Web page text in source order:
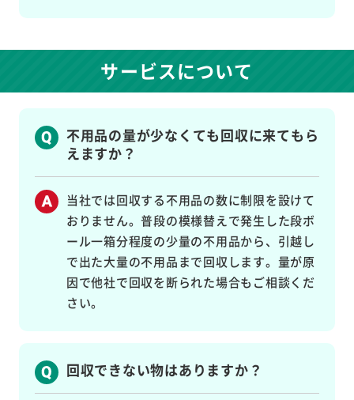
サービスについて
不用品の量が少なくても回収に来てもら
えますか？
当社では回収する不用品の数に制限を設けて
おりません。普段の模様替えで発生した段ボ
ール一箱分程度の少量の不用品から、引越し
で出た大量の不用品まで回収します。量が原
因で他社で回収を断られた場合もご相談くだ
さい。
回収できない物はありますか？